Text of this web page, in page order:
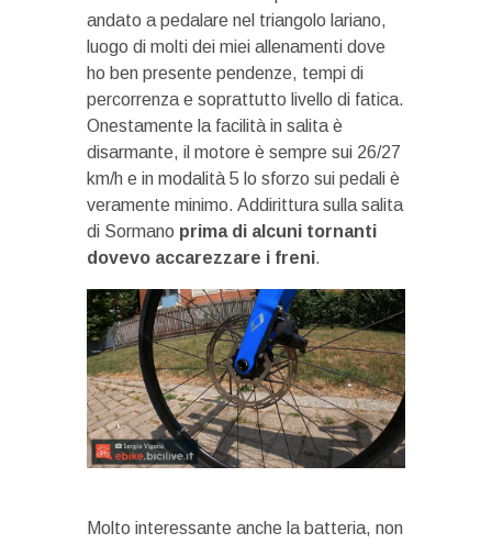
andato a pedalare nel triangolo lariano,
luogo di molti dei miei allenamenti dove
ho ben presente pendenze, tempi di
percorrenza e soprattutto livello di fatica.
Onestamente la facilità in salita è
disarmante, il motore è sempre sui 26/27
km/h e in modalità 5 lo sforzo sui pedali è
veramente minimo. Addirittura sulla salita
di Sormano prima di alcuni tornanti
dovevo accarezzare i freni.
Molto interessante anche la batteria, non